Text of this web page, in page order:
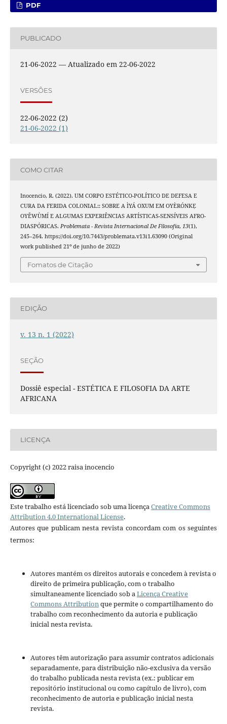
PDF
PUBLICADO
21-06-2022 — Atualizado em 22-06-2022
VERSÕES
22-06-2022 (2)
21-06-2022 (1)
COMO CITAR
Inocencio, R. (2022). UM CORPO ESTÉTICO-POLÍTICO DE DEFESA E
CURA DA FERIDA COLONIAL:: SOBRE A ÌYÁ OXUM EM OYÈRÓNKẸ
OYĚWÙMÍ E ALGUMAS EXPERIÊNCIAS ARTÍSTICAS-SENSÍVEIS AFRO-
DIASPÓRICAS. Problemata - Revista Internacional De Filosofia, 13(1),
245–264. https://doi.org/10.7443/problemata.v13i1.63090 (Original
work published 21º de junho de 2022)
Fomatos de Citação
EDIÇÃO
v. 13 n. 1 (2022)
SEÇÃO
Dossiê especial - ESTÉTICA E FILOSOFIA DA ARTE
AFRICANA
LICENÇA
Copyright (c) 2022 raisa inocencio
Este trabalho está licenciado sob uma licençaCreative Commons
Attribution 4.0 International License.
Autores que publicam nesta revista concordam com os seguintes
termos:
Autores mantém os direitos autorais e concedem à revista o
direito de primeira publicação, com o trabalho
simultaneamente licenciado sob aLicença Creative
Commons Attributionque permite o compartilhamento do
trabalho com reconhecimento da autoria e publicação
inicial nesta revista.
Autores têm autorização para assumir contratos adicionais
separadamente, para distribuição não-exclusiva da versão
do trabalho publicada nesta revista (ex.: publicar em
repositório institucional ou como capítulo de livro), com
reconhecimento de autoria e publicação inicial nesta
revista.